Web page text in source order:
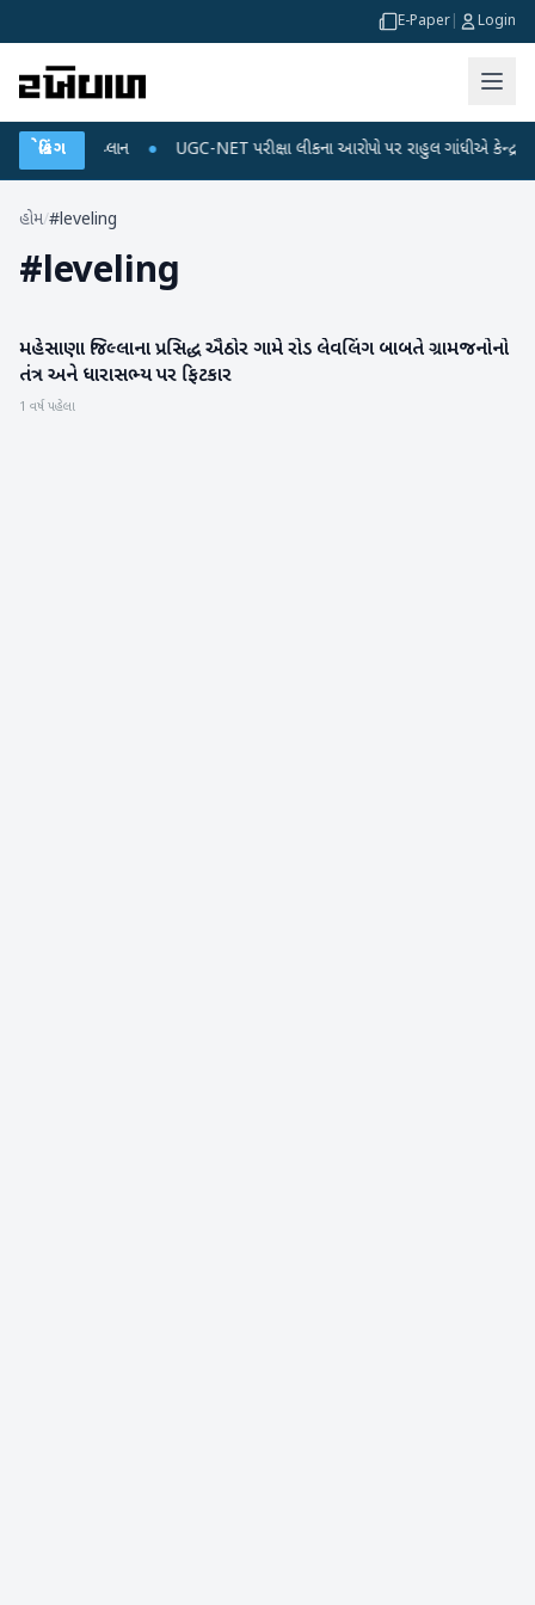
E-Paper Login
બ્રેકિંગ
અને ડેટા પ્લાન ● UGC-NET પરીક્ષા લીકના આરોપો પર રાહુલ ગાંધીએ કેન્દ્ર પર
હોમ/#leveling
#leveling
મહેસાણા
મહેસાણા જિલ્લાના પ્રસિદ્ધ ઐઠોર ગામે રોડ લેવલિંગ બાબતે ગ્રામજનોનો
તંત્ર અને ધારાસભ્ય પર ફિટકાર
1 વર્ષ પહેલા